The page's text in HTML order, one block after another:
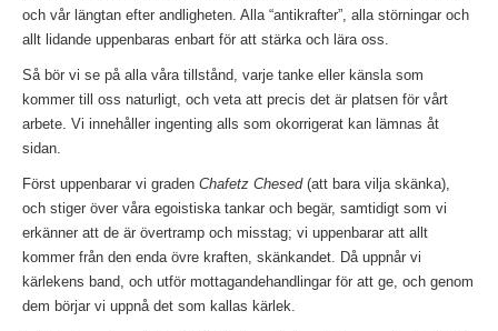
och vår längtan efter andligheten. Alla “antikrafter”, alla störningar och
allt lidande uppenbaras enbart för att stärka och lära oss.
Så bör vi se på alla våra tillstånd, varje tanke eller känsla som
kommer till oss naturligt, och veta att precis det är platsen för vårt
arbete. Vi innehåller ingenting alls som okorrigerat kan lämnas åt
sidan.
Först uppenbarar vi graden Chafetz Chesed(att bara vilja skänka),
och stiger över våra egoistiska tankar och begär, samtidigt som vi
erkänner att de är övertramp och misstag; vi uppenbarar att allt
kommer från den enda övre kraften, skänkandet. Då uppnår vi
kärlekens band, och utför mottagandehandlingar för att ge, och genom
dem börjar vi uppnå det som kallas kärlek.